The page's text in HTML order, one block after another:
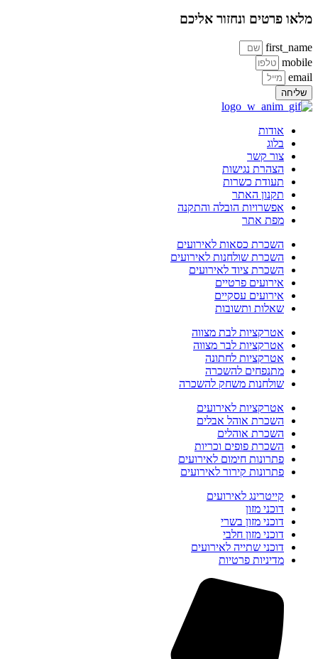
פרטים ונחזור אליכם
שליחה
אודות
בלוג
צור קשר
הצהרת נגישות
תעודת כשרות
תקנון האתר
אפשרויות הובלה והתקנה
מפת אתר
השכרת כסאות לאירועים
השכרת שולחנות לאירועים
השכרת ציוד לאירועים
אירועים פרטיים
אירועים עסקיים
שאלות ותשובות
אטרקציות לבת מצווה
אטרקציות לבר מצווה
אטרקציות לחתונה
מתנפחים להשכרה
שולחנות משחק להשכרה
אטרקציות לאירועים
השכרת אוהל אבלים
השכרת אוהלים
השכרת פופים וכריות
פתרונות חימום לאירועים
פתרונות קירור לאירועים
קייטרינג לאירועים
דוכני מזון
דוכני מזון בשרי
דוכני מזון חלבי
דוכני שתייה לאירועים
מדיניות פרטיות